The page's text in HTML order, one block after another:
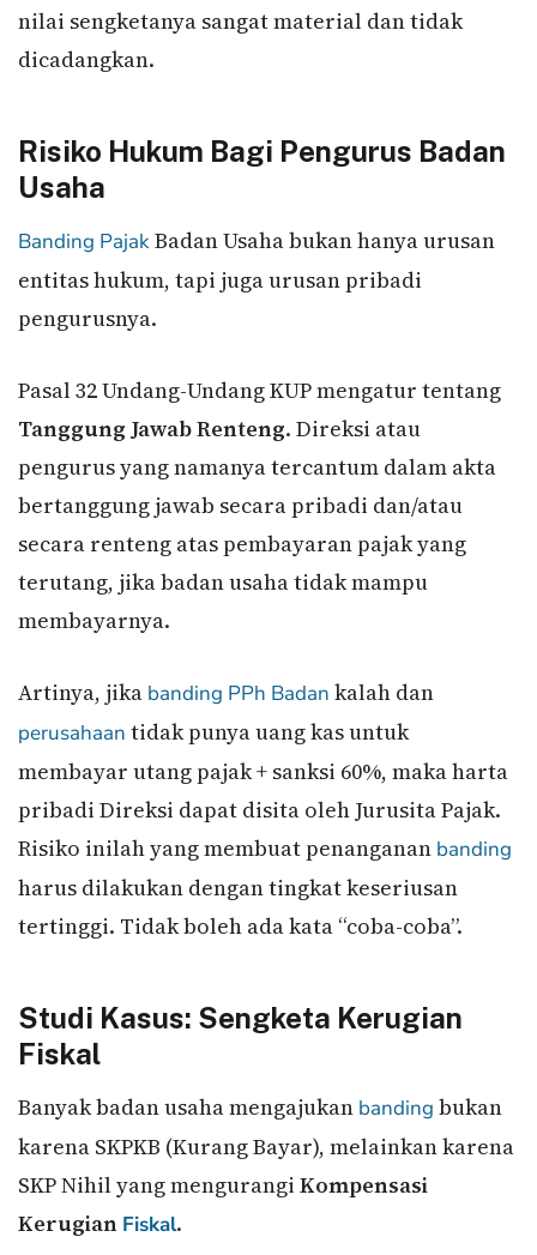
nilai sengketanya sangat material dan tidak
dicadangkan.
Risiko Hukum Bagi Pengurus Badan
Usaha
Banding PajakBadan Usaha bukan hanya urusan
entitas hukum, tapi juga urusan pribadi
pengurusnya.
Pasal 32 Undang-Undang KUP mengatur tentang
Tanggung Jawab Renteng. Direksi atau
pengurus yang namanya tercantum dalam akta
bertanggung jawab secara pribadi dan/atau
secara renteng atas pembayaran pajak yang
terutang, jika badan usaha tidak mampu
membayarnya.
Artinya, jika banding PPh Badan kalah dan
perusahaan tidak punya uang kas untuk
membayar utang pajak + sanksi 60%, maka harta
pribadi Direksi dapat disita oleh Jurusita Pajak.
Risiko inilah yang membuat penanganan banding
harus dilakukan dengan tingkat keseriusan
tertinggi. Tidak boleh ada kata “coba-coba”.
Studi Kasus: Sengketa Kerugian
Fiskal
Banyak badan usaha mengajukan banding bukan
karena SKPKB (Kurang Bayar), melainkan karena
SKP Nihil yang mengurangi Kompensasi
Kerugian Fiskal.